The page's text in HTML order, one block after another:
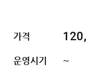
가격
운영시기 ~